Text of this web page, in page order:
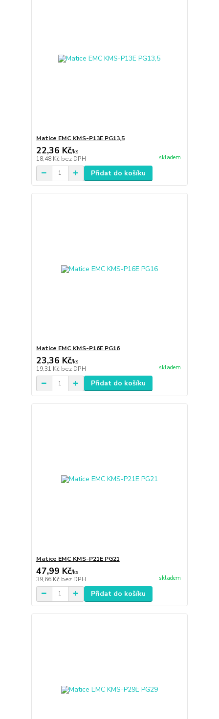
Matice EMC KMS-P13E PG13,5
22,36 Kč/ks
18,48 Kč bez DPH skladem
Přidat do košíku
Matice EMC KMS-P16E PG16
23,36 Kč/ks
19,31 Kč bez DPH skladem
Přidat do košíku
Matice EMC KMS-P21E PG21
47,99 Kč/ks
39,66 Kč bez DPH skladem
Přidat do košíku